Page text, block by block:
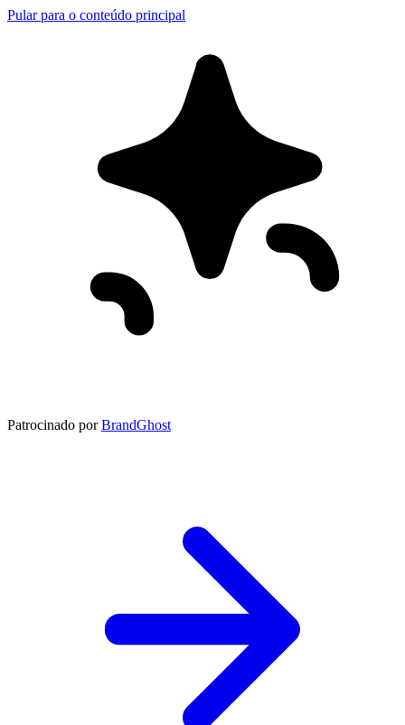
Pular para o conteúdo principal
Patrocinado por BrandGhost